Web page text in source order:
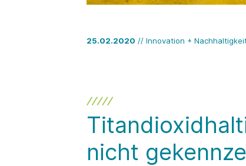
25.02.2020 // Innovation +
nicht